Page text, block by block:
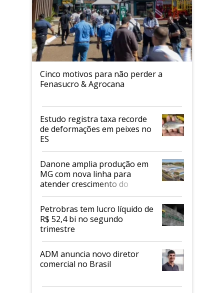
Cinco motivos para não perder a
Fenasucro & Agrocana
Estudo registra taxa recorde
de deformações em peixes no
ES
Danone amplia produção em
MG com nova linha para
atender crescimento do
mercado de alimentos
proteicos
Petrobras tem lucro líquido de
R$ 52,4 bi no segundo
trimestre
ADM anuncia novo diretor
comercial no Brasil